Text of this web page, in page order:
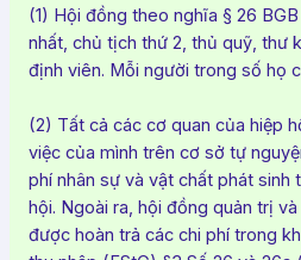
(1) Hội đồng theo nghĩa § 26
nhất, chủ tịch thứ 2, thủ quỹ, thư
định viên. Mỗi người trong số họ
(2) Tất cả các cơ quan của hiệp
việc của mình trên cơ sở tự
phí nhân sự và vật chất phát sinh
hội. Ngoài ra, hội đồng quản trị
được hoàn trả các chi phí trong